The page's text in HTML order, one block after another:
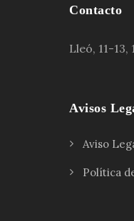
Contacto
Lleó, 11-
Avisos
Aviso
Política